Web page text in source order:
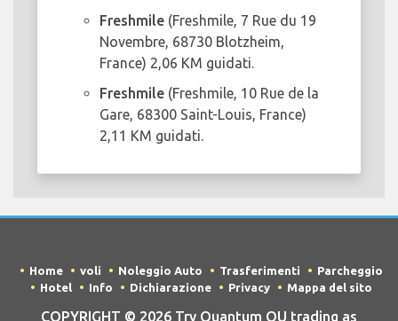
Freshmile (Freshmile, 7 Rue du 19
Novembre, 68730 Blotzheim,
France) 2,06 KM guidati.
Freshmile (Freshmile, 10 Rue de la
Gare, 68300 Saint-Louis, France)
2,11 KM guidati.
Home voli Noleggio Auto Trasferimenti
Parcheggio
Hotel
Info Dichiarazione Privacy Mappa del sito
COPYRIGHT © 2026 Try Quantum OU trading as